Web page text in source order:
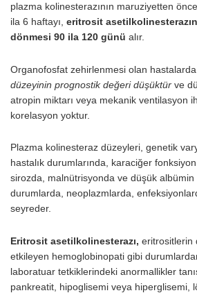
plazma kolinesterazının maruziyetten
ila 6 haftayı, eritrosit
dönmesi 90 ila 120 günü alır.
Organofosfat zehirlenmesi olan hastalarda
düzeyinin prognostik değeri düşüktür ve
atropin miktarı veya mekanik ventilasyon
korelasyon yoktur.
Plazma kolinesteraz düzeyleri, genetik
hastalık durumlarında, karaciğer
sirozda, malnütrisyonda ve düşük
durumlarda, neoplazmlarda,
seyreder.
Eritrosit asetilkolinesterazı, eritrositlerin
etkileyen hemoglobinopati gibi
laboratuar tetkiklerindeki anormallikler
pankreatit, hipoglisemi veya hiperglisemi,